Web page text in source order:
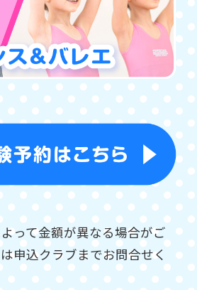
って金額が異なる場合がご
申込クラブまでお問合せく